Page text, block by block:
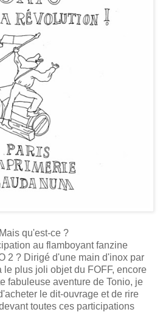
qu'est-ce ?
au flamboyant fanzine
2 ? Dirigé d'une main d'inox par
le plus joli objet du FOFF, encore
fabuleuse aventure de Tonio, je
le dit-ouvrage et de rire
toutes ces participations